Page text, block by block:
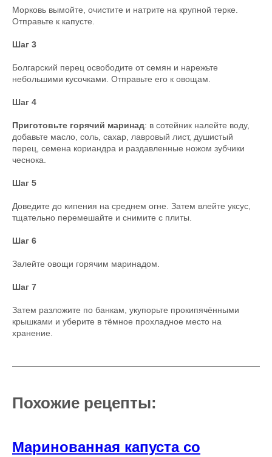
Морковь вымойте, очистите и натрите на крупной терке.
Отправьте к капусте.
Шаг 3
Болгарский перец освободите от семян и нарежьте
небольшими кусочками. Отправьте его к овощам.
Шаг 4
Приготовьте горячий маринад: в сотейник налейте воду,
добавьте масло, соль, сахар, лавровый лист, душистый
перец, семена кориандра и раздавленные ножом зубчики
чеснока.
Шаг 5
Доведите до кипения на среднем огне. Затем влейте уксус,
тщательно перемешайте и снимите с плиты.
Шаг 6
Залейте овощи горячим маринадом.
Шаг 7
Затем разложите по банкам, укупорьте прокипячёнными
крышками и уберите в тёмное прохладное место на
хранение.
Похожие рецепты:
Маринованная капуста со